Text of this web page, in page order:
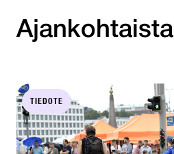
Ajankohtaista
TIEDOTE